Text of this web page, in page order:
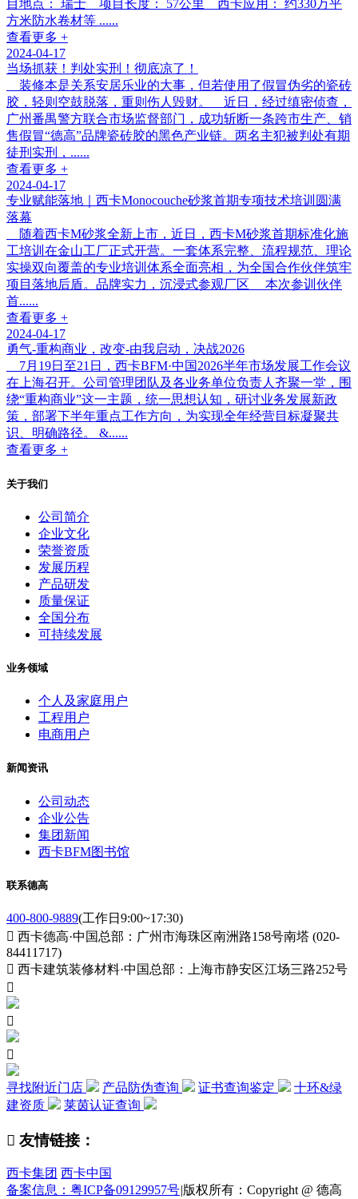
目地点： 瑞士 项目长度： 57公里 西卡应用： 约330万平
方米防水卷材等 ......
查看更多 +
2024-04-17
当场抓获！判处实刑！彻底凉了！
装修本是关系安居乐业的大事，但若使用了假冒伪劣的瓷砖
胶，轻则空鼓脱落，重则伤人毁财。 近日，经过缜密侦查，
广州番禺警方联合市场监督部门，成功斩断一条跨市生产、销
售假冒“德高”品牌瓷砖胶的黑色产业链。两名主犯被判处有期
徒刑实刑，......
查看更多 +
2024-04-17
专业赋能落地｜西卡Monocouche砂浆首期专项技术培训圆满
落幕
随着西卡M砂浆全新上市，近日，西卡M砂浆首期标准化施
工培训在金山工厂正式开营。一套体系完整、流程规范、理论
实操双向覆盖的专业培训体系全面亮相，为全国合作伙伴筑牢
项目落地后盾。品牌实力，沉浸式参观厂区 本次参训伙伴
首......
查看更多 +
2024-04-17
勇气-重构商业，改变-由我启动，决战2026
7月19日至21日，西卡BFM·中国2026半年市场发展工作会议
在上海召开。公司管理团队及各业务单位负责人齐聚一堂，围
绕“重构商业”这一主题，统一思想认知，研讨业务发展新政
策，部署下半年重点工作方向，为实现全年经营目标凝聚共
识、明确路径。 &......
查看更多 +
关于我们
公司简介
企业文化
荣誉资质
发展历程
产品研发
质量保证
全国分布
可持续发展
业务领域
个人及家庭用户
工程用户
电商用户
新闻资讯
公司动态
企业公告
集团新闻
西卡BFM图书馆
联系德高
400-800-9889(工作日9:00~17:30)
 西卡德高·中国总部：广州市海珠区南洲路158号南塔 (020-
84411717)
 西卡建筑装修材料·中国总部：上海市静安区江场三路252号



寻找附近门店 产品防伪查询 证书查询鉴定
十环&绿
建资质
莱茵认证查询
 友情链接：
西卡集团 西卡中国
备案信息：粤ICP备09129957号|版权所有：Copyright @ 德高